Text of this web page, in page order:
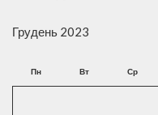
Грудень 2023
Пн Вт Ср